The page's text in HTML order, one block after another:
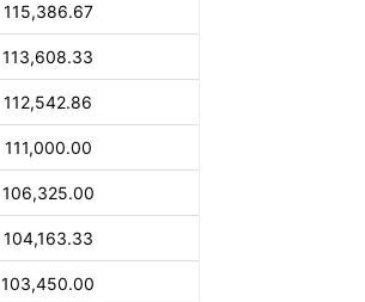
115,386.67
113,608.33
112,542.86
111,000.00
106,325.00
104,163.33
103,450.00